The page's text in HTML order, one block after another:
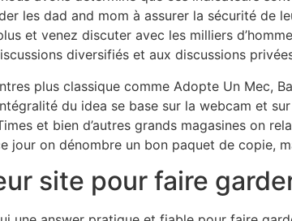
les dad and mom à assurer la sécurité de
et venez discuter avec les milliers
diversifiés et aux discussions
plus classique comme Adopte Un Mec,
du idea se base sur la webcam et
et bien d’autres grands magasines on
jour on dénombre un bon paquet de copie,
site pour faire